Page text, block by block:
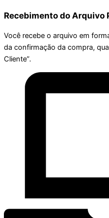
Recebimento do Arquivo
Você recebe o arquivo em
da confirmação da compra,
Cliente”.